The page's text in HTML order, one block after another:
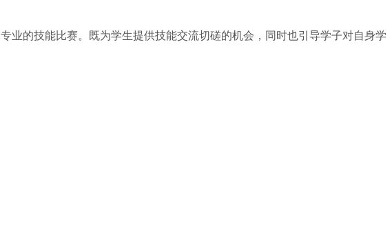
业的技能比赛。既为学生提供技能交流切磋的机会，同时也引导学子对自身学